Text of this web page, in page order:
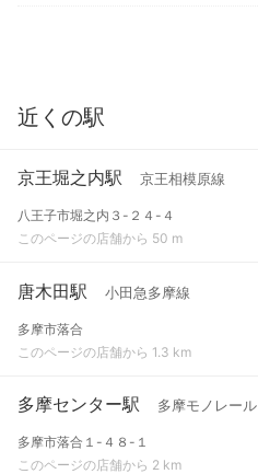
近くの駅
京王堀之内駅 京王相模原線
八王子市堀之内３-２４-４
このページの店舗から 50 m
唐木田駅 小田急多摩線
多摩市落合
このページの店舗から 1.3 km
多摩センター駅 多摩モノレール
多摩市落合１-４８-１
このページの店舗から 2 km